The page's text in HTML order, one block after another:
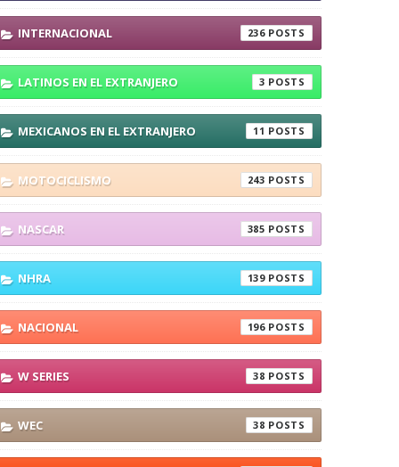
INTERNACIONAL 236
LATINOS EN EL EXTRANJERO 3
MEXICANOS EN EL EXTRANJERO 11
MOTOCICLISMO 243
NASCAR 385
NHRA 139
NACIONAL 196
W SERIES 38
WEC 38